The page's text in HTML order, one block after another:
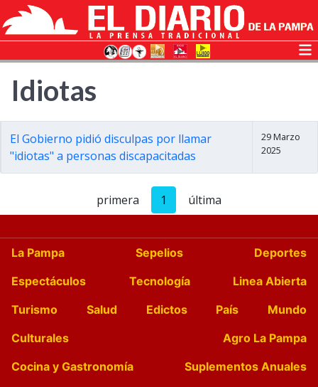
Idiotas
El Gobierno pidió disculpas por llamar
"idiotas" a personas discapacitadas
29 Marzo
2025
primera 1 última
La Pampa Sepelios
Deportes
Espectáculos
Tecnología
Linea Abierta
Turismo
Salud Edictos País
Mundo
Culturales
Agro La Pampa
Cocina y Gastronomía
Suplementos Anuales